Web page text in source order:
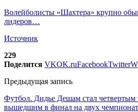
Волейболисты «Шахтера» крупно
лидеров…
Источник
229
Поделится VKOK.ruFacebookTwitter
Предыдущая запись
Футбол. Дидье Дешам стал четвертым
вышедшим в финал на двух